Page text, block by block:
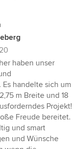
haben unser
handelte sich um
m Breite und 18
Projekt!
Freude bereitet.
und smart
und Wünsche